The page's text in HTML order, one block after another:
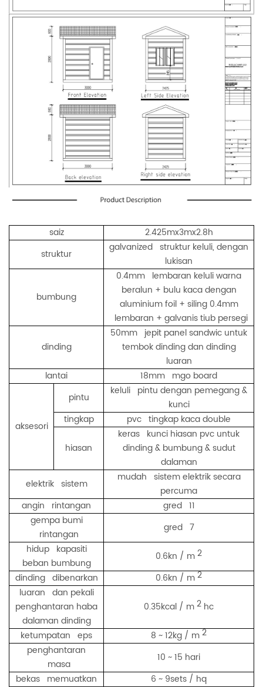
saiz
2.425mx3mx2.8h
struktur
galvanized struktur keluli, dengan
lukisan
bumbung
0.4mm lembaran keluli warna
beralun + bulu kaca dengan
aluminium foil + siling 0.4mm
lembaran + galvanis tiub persegi
dinding
50mm jepit panel sandwic untuk
tembok dinding dan dinding
luaran
lantai
18mm mgo board
aksesori
pintu
keluli pintu dengan pemegang &
kunci
tingkap
pvc tingkap kaca double
hiasan
keras kunci hiasan pvc untuk
dinding & bumbung & sudut
dalaman
elektrik sistem
mudah sistem elektrik secara
percuma
angin rintangan
gred 11
gempa bumi
rintangan
gred 7
hidup kapasiti
beban bumbung
0.6kn / m2
dinding dibenarkan
0.6kn / m2
luaran dan pekali
penghantaran haba
dalaman dinding
0.35kcal / m2 hc
ketumpatan eps 8 ~ 12kg / m2
penghantaran
masa
10 ~ 15 hari
bekas memuatkan
6 ~ 9sets / hq